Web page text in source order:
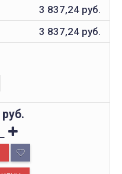
3 837,24 руб.
3 837,24 руб.
руб.